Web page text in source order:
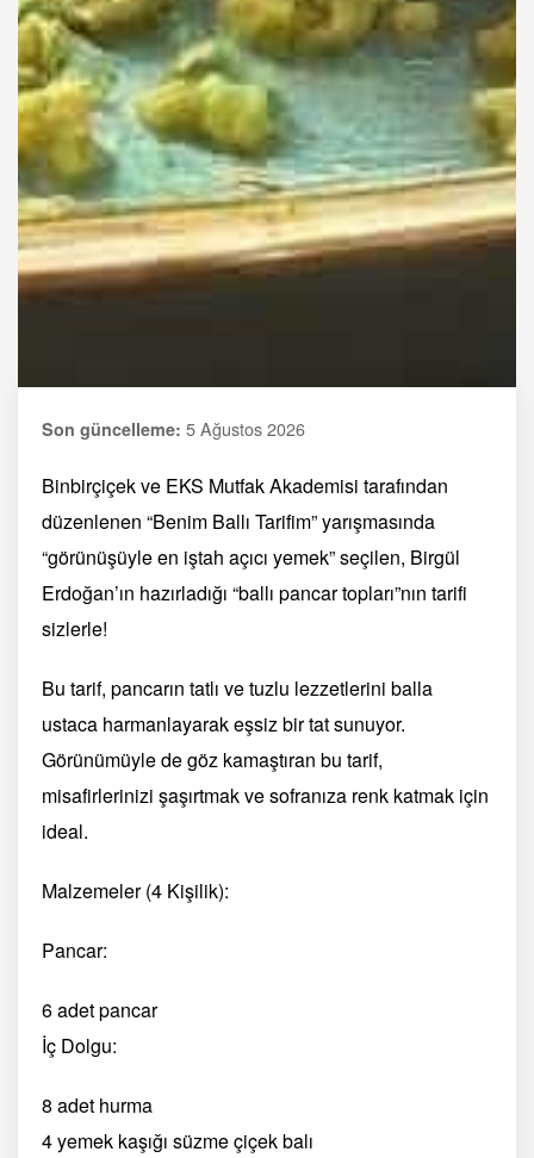
Son güncelleme: 5 Ağustos 2026
Binbirçiçek ve EKS Mutfak Akademisi tarafından
düzenlenen “Benim Ballı Tarifim” yarışmasında
“görünüşüyle en iştah açıcı yemek” seçilen, Birgül
Erdoğan’ın hazırladığı “ballı pancar topları”nın tarifi
sizlerle!
Bu tarif, pancarın tatlı ve tuzlu lezzetlerini balla
ustaca harmanlayarak eşsiz bir tat sunuyor.
Görünümüyle de göz kamaştıran bu tarif,
misafirlerinizi şaşırtmak ve sofranıza renk katmak için
ideal.
Malzemeler (4 Kişilik):
Pancar:
6 adet pancar
İç Dolgu:
8 adet hurma
4 yemek kaşığı süzme çiçek balı